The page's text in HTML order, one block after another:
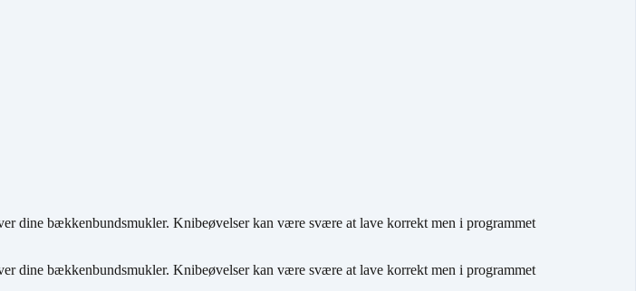
dine bækkenbundsmukler. Knibeøvelser kan være svære at lave korrekt men i programmet
dine bækkenbundsmukler. Knibeøvelser kan være svære at lave korrekt men i programmet